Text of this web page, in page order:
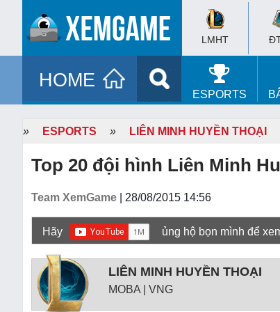
LMHT
HOME
ESPORTS
» ESPORTS » LIÊN MINH HUYỀN THOẠI
Top 20 đội hình Liên Minh
Team XemGame | 28/08/2015 14:56
Hãy ủng hộ bọn mình để
LIÊN MINH HUYỀN THOẠI
MOBA | VNG